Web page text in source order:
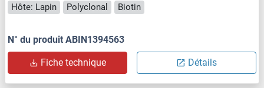
Hôte: Lapin
Polyclonal Biotin
N° du produit ABIN1394563
Fiche technique Détails